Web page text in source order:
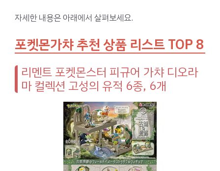
자세한 내용은 아래에서 살펴보세요.
포켓몬가챠 추천 상품 리스트 TOP 8
리멘트 포켓몬스터 피규어 가챠 디오라
마 컬렉션 고성의 유적 6종, 6개